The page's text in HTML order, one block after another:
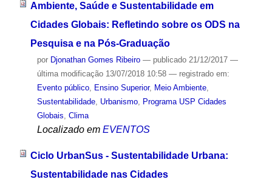
Ambiente, Saúde e Sustentabilidade em
Cidades Globais: Refletindo sobre os ODS na
Pesquisa e na Pós-Graduação
por Djonathan Gomes Ribeiro — publicado21/12/2017 —
última modificação13/07/2018 10:58 — registrado em:
Evento público, Ensino Superior, Meio Ambiente,
Sustentabilidade, Urbanismo, Programa USP Cidades
Globais, Clima
Localizado em EVENTOS
Ciclo UrbanSus - Sustentabilidade Urbana:
Sustentabilidade nas Cidades